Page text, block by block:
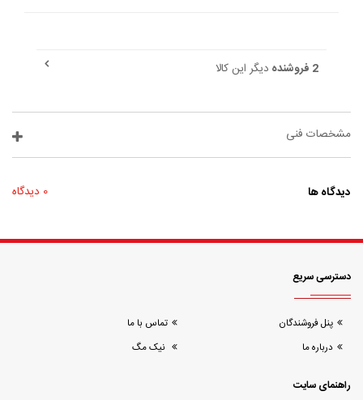
2 فروشنده دیگر این کالا
مشخصات فنی
دیدگاه ها 0 دیدگاه
دسترسی سریع
پنل فروشندگان
تماس با ما
درباره ما
نیک مگ
راهنمای سایت